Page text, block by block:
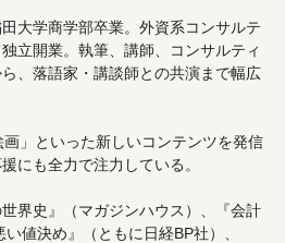
大学商学部卒業。外資系コンサルテ
立開業。執筆、講師、コンサルティ
、落語家・講談師との共演まで幅広
画」といった新しいコンテンツを発信
にも全力で注力している。
界史』（マガジンハウス）、『会計
値決め』（ともに日経BP社）、